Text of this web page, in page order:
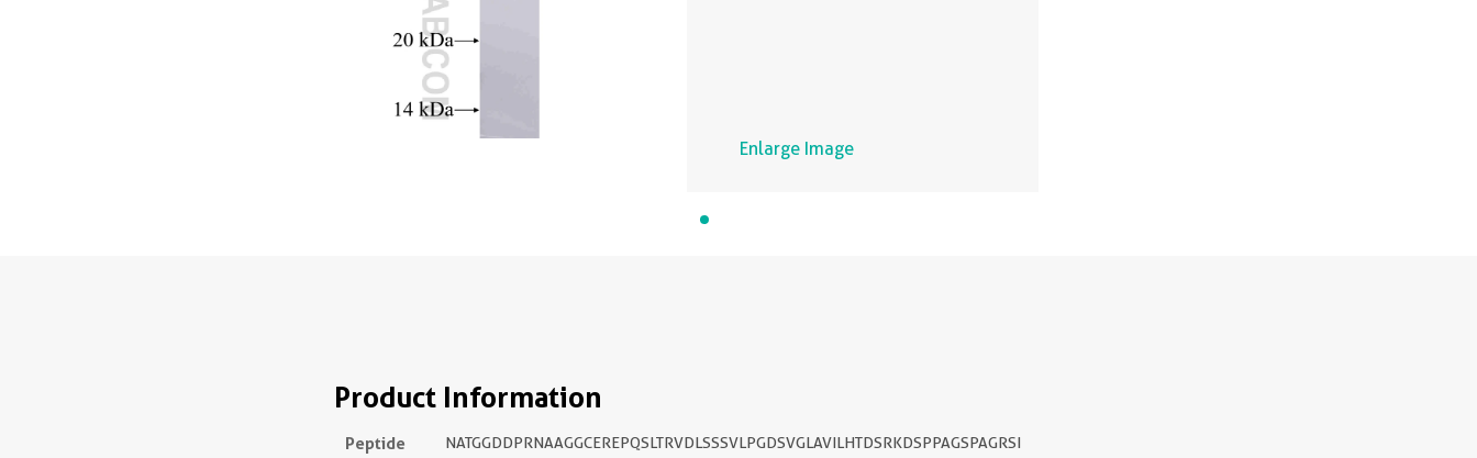
Enlarge Image
Product Information
Peptide
NATGGDDPRNAAGGCEREPQSLTRVDLSSSVLPGDSVGLAVILHTDSRKDSPPAGSPAGRSI